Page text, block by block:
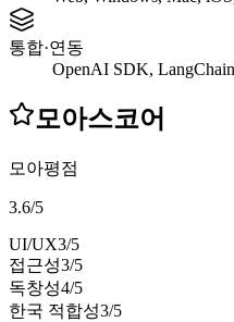
통합·연동
OpenAI SDK,
모아스코어
모아평점
3.6/5
UI/UX3/5
접근성3/5
독창성4/5
한국 적합성3/5